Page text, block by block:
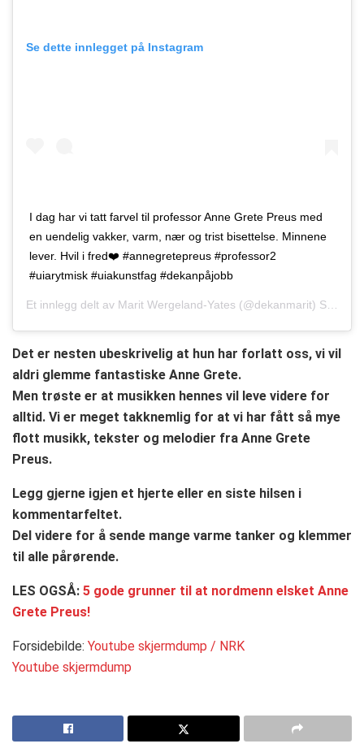
Se dette innlegget på Instagram
I dag har vi tatt farvel til professor Anne Grete Preus med
en uendelig vakker, varm, nær og trist bisettelse. Minnene
lever. Hvil i fred❤️ #annegretepreus #professor2
#uiarytmisk #uiakunstfag #dekanpåjobb
Et innlegg delt av Marit Wergeland-Yates (@dekanmarit) Sep. 5, 2019 kl. 6:10 PDT
Det er nesten ubeskrivelig at hun har forlatt oss, vi vil
aldri glemme fantastiske Anne Grete.
Men trøste er at musikken hennes vil leve videre for
alltid. Vi er meget takknemlig for at vi har fått så mye
flott musikk, tekster og melodier fra Anne Grete
Preus.
Legg gjerne igjen et hjerte eller en siste hilsen i
kommentarfeltet.
Del videre for å sende mange varme tanker og klemmer
til alle pårørende.
LES OGSÅ: 5 gode grunner til at nordmenn elsket Anne
Grete Preus!
Forsidebilde: Youtube skjermdump / NRK
Youtube skjermdump